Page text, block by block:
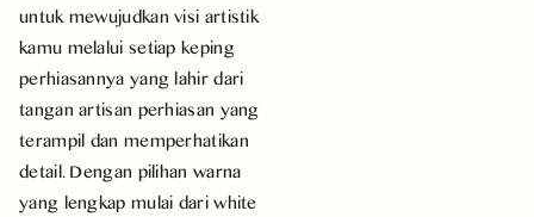
untuk mewujudkan visi artistik
kamu melalui setiap keping
perhiasannya yang lahir dari
tangan artisan perhiasan yang
terampil dan memperhatikan
detail. Dengan pilihan warna
yang lengkap mulai dari white